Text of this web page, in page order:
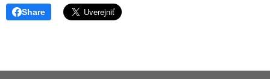
Share